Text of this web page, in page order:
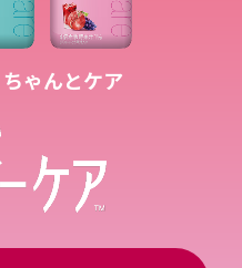
ゃんとケア